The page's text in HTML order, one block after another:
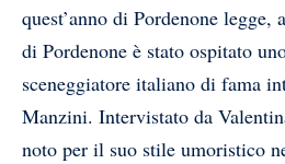
quest’anno di Pordenone
di Pordenone è stato ospitato
sceneggiatore italiano di fama
Manzini. Intervistato da
noto per il suo stile umoristico